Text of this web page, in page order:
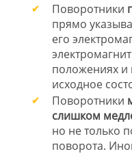
Поворотники
прямо
его
положениях и
исходное
Поворотники
слишком
но не только
поворота.